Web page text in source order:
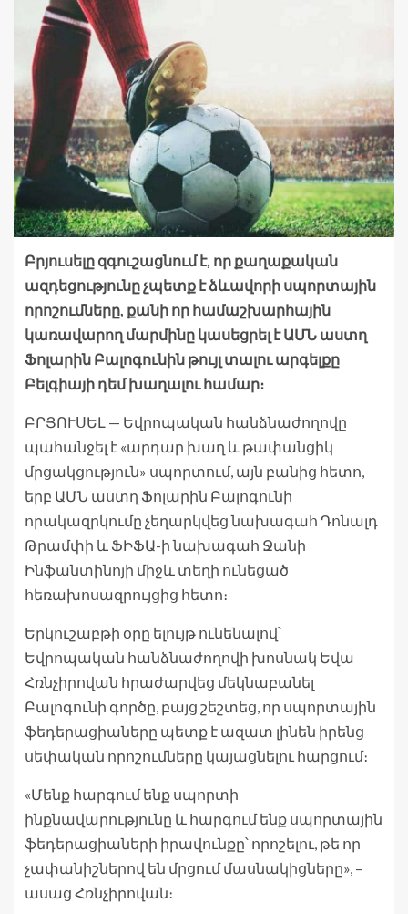
Բրյուսելը զգուշացնում է, որ քաղաքական
ազդեցությունը չպետք է ձևավորի սպորտային
որոշումները, քանի որ համաշխարհային
կառավարող մարմինը կասեցրել է ԱՄՆ աստղ
Ֆոլարին Բալոգունին թույլ տալու արգելքը
Բելգիայի դեմ խաղալու համար։
ԲՐՅՈՒՍԵԼ — Եվրոպական հանձնաժողովը
պահանջել է «արդար խաղ և թափանցիկ
մրցակցություն» սպորտում, այն բանից հետո,
երբ ԱՄՆ աստղ Ֆոլարին Բալոգունի
որակազրկումը չեղարկվեց նախագահ Դոնալդ
Թրամփի և ՖԻՖԱ-ի նախագահ Ջանի
Ինֆանտինոյի միջև տեղի ունեցած
հեռախոսազրույցից հետո։
Երկուշաբթի օրը ելույթ ունենալով՝
Եվրոպական հանձնաժողովի խոսնակ Եվա
Հռնչիրովան հրաժարվեց մեկնաբանել
Բալոգունի գործը, բայց շեշտեց, որ սպորտային
ֆեդերացիաները պետք է ազատ լինեն իրենց
սեփական որոշումները կայացնելու հարցում։
«Մենք հարգում ենք սպորտի
ինքնավարությունը և հարգում ենք սպորտային
ֆեդերացիաների իրավունքը՝ որոշելու, թե որ
չափանիշներով են մրցում մասնակիցները», –
ասաց Հռնչիրովան։